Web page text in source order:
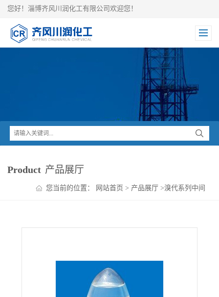
您好！淄博齐风川润化工有限公司欢迎您！
Product 产品展厅
您当前的位置： 网站首页 > 产品展厅 >溴代系列中间